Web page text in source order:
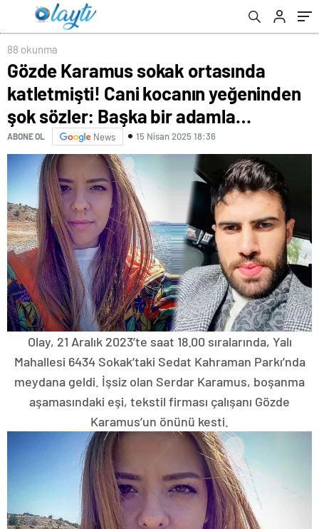
bir adamla…
88 okunma
Gözde Karamus sokak ortasında
katletmişti! Cani kocanın yeğeninden
şok sözler: Başka bir adamla…
ABONE OL News 15 Nisan 2025 18:36
Olay, 21 Aralık 2023’te saat 18.00 sıralarında, Yalı
Mahallesi 6434 Sokak’taki Sedat Kahraman Parkı’nda
meydana geldi. İşsiz olan Serdar Karamus, boşanma
aşamasındaki eşi, tekstil firması çalışanı Gözde
Karamus’un önünü kesti.